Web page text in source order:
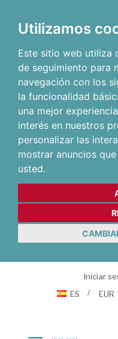
Utilizamos
Este sitio web utiliza
de seguimiento para
navegación con los
la funcionalidad
una mejor
interés en nuestros
personalizar las
mostrar anuncios
usted.
Iniciar
ES
EUR